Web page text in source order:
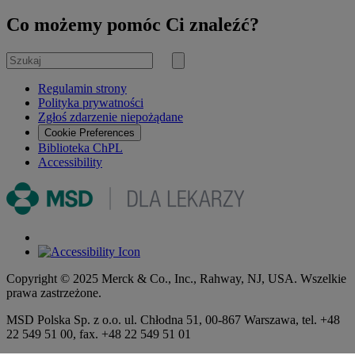
Co możemy pomóc Ci znaleźć?
Szukaj
Submit
Regulamin strony
Polityka prywatności
Zgłoś zdarzenie niepożądane
Cookie Preferences
Biblioteka ChPL
Accessibility
Copyright © 2025 Merck & Co., Inc., Rahway, NJ, USA. Wszelkie
prawa zastrzeżone.
MSD Polska Sp. z o.o. ul. Chłodna 51, 00-867 Warszawa, tel. +48
22 549 51 00, fax. +48 22 549 51 01